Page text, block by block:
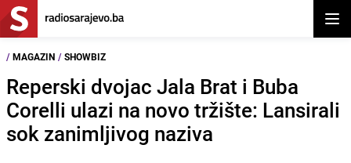
/ MAGAZIN / SHOWBIZ
Reperski dvojac Jala Brat i Buba
Corelli ulazi na novo tržište: Lansirali
sok zanimljivog naziva